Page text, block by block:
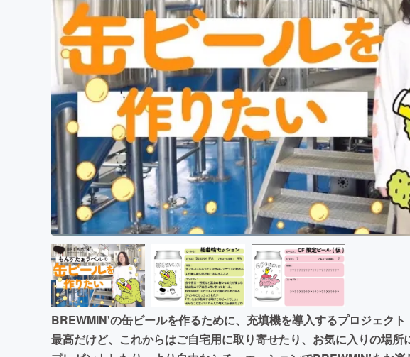
映像・映画 書籍・雑誌出版
ビジネス・起業 チャレンジ
まちづくり・地域活性化
BREWMIN'の缶ビールを作るために、充填機を導入するプロジェク
最高だけど、これからはご自宅用に取り寄せたり、お気に入りの場所